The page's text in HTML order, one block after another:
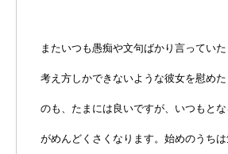
またいつも愚痴や文句ばかり言ってい
考え方しかできないような彼女を慰め
のも、たまには良いですが、いつもと
がめんどくさくなります。始めのうち